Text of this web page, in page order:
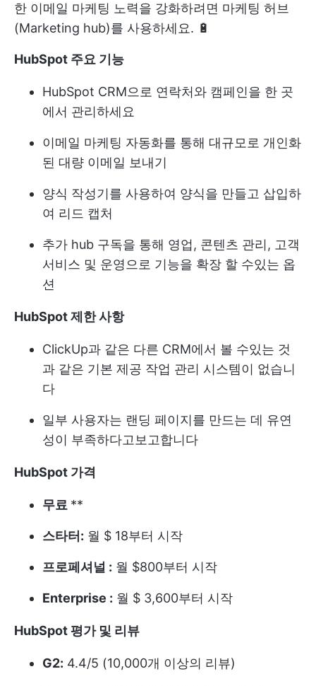
한 이메일 마케팅 노력을 강화하려면 마케팅 허브
(Marketing hub)를 사용하세요. 🔋
HubSpot 주요 기능
HubSpot CRM으로 연락처와 캠페인을 한 곳
에서 관리하세요
이메일 마케팅 자동화를 통해 대규모로 개인화
된 대량 이메일 보내기
양식 작성기를 사용하여 양식을 만들고 삽입하
여 리드 캡처
추가 hub 구독을 통해 영업, 콘텐츠 관리, 고객
서비스 및 운영으로 기능을 확장 할 수있는 옵
션
HubSpot 제한 사항
ClickUp과 같은 다른 CRM에서 볼 수있는 것
과 같은 기본 제공 작업 관리 시스템이 없습니
다
일부 사용자는 랜딩 페이지를 만드는 데 유연
성이 부족하다고보고합니다
HubSpot 가격
무료 **
스타터: 월 $ 18부터 시작
프로페셔널 : 월 $800부터 시작
Enterprise : 월 $ 3,600부터 시작
HubSpot 평가 및 리뷰
G2: 4.4/5 (10,000개 이상의 리뷰)